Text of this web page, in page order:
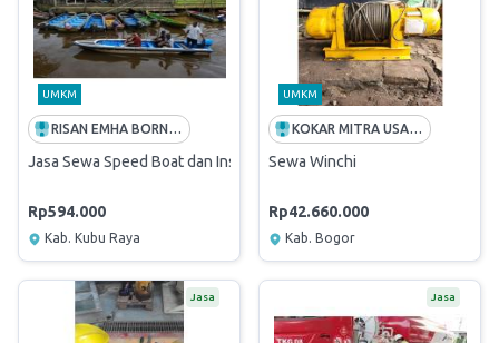
UMKM
RISAN EMHA BORNEO
Jasa Sewa Speed Boat dan Instalasi
Rp594.000
Kab. Kubu Raya
UMKM
KOKAR MITRA USAHA
Sewa Winchi
Rp42.660.000
Kab. Bogor
Jasa Jasa